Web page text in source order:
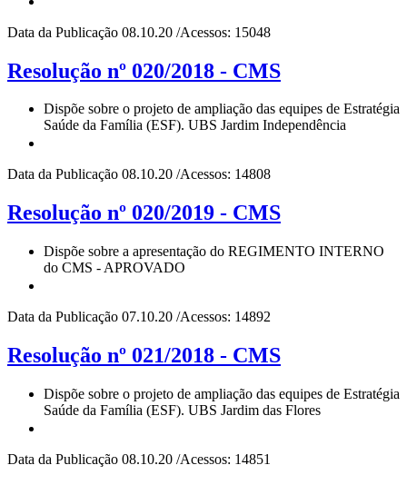
Data da Publicação 08.10.20 /Acessos: 15048
Resolução nº 020/2018 - CMS
Dispõe sobre o projeto de ampliação das equipes de Estratégia
Saúde da Família (ESF). UBS Jardim Independência
Data da Publicação 08.10.20 /Acessos: 14808
Resolução nº 020/2019 - CMS
Dispõe sobre a apresentação do REGIMENTO INTERNO
do CMS - APROVADO
Data da Publicação 07.10.20 /Acessos: 14892
Resolução nº 021/2018 - CMS
Dispõe sobre o projeto de ampliação das equipes de Estratégia
Saúde da Família (ESF). UBS Jardim das Flores
Data da Publicação 08.10.20 /Acessos: 14851